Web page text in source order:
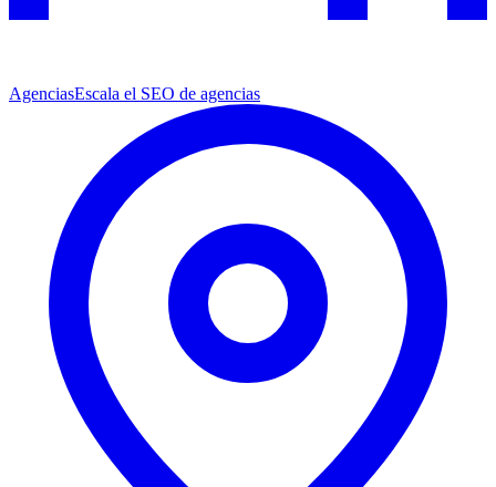
AgenciasEscala el SEO de agencias